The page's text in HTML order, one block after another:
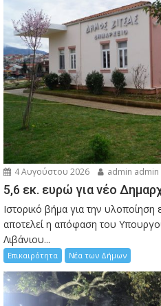
4 Αυγούστου 2026 admin admin
5,6 εκ. ευρώ για νέο
Ιστορικό βήμα για την υλοποίηση
αποτελεί η απόφαση του
Λιβάνιου...
Επικαιρότητα Νέα των Δήμων